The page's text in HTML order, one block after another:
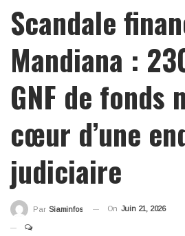
Scandale
Mandiana :
GNF de fonds
cœur d’une
judiciaire
Par Siaminfos On Juin 21, 2026